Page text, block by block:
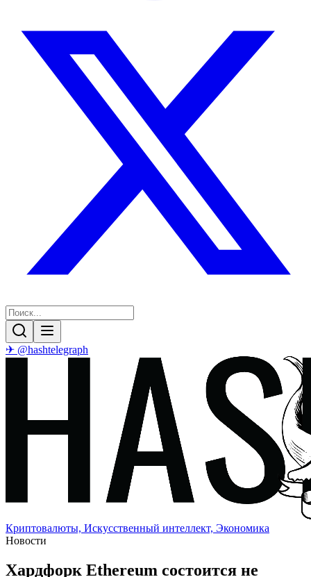
✈ @hashtelegraph
Криптовалюты, Искусственный интеллект, Экономика
Новости
Хардфорк Ethereum состоится не